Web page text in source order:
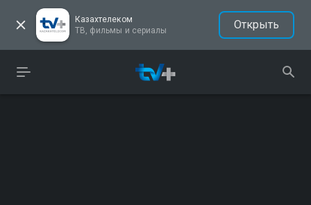
Казахтелеком
ТВ, фильмы и сериалы
Открыть